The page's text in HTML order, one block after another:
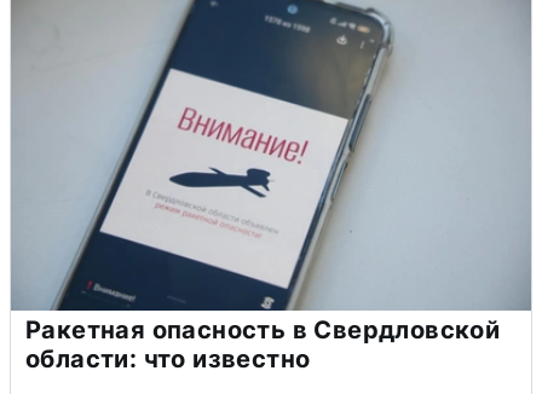
Ракетная опасность в Свердловской
области: что известно